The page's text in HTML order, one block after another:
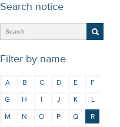
Search notice
Filter by name
A B C D E
F
G
H I J K
L
M
N O P Q
R